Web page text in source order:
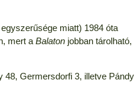
miatt) 1984 óta
mert aBalatonjobban tárolható,
Germersdorfi 3, illetve Pándy